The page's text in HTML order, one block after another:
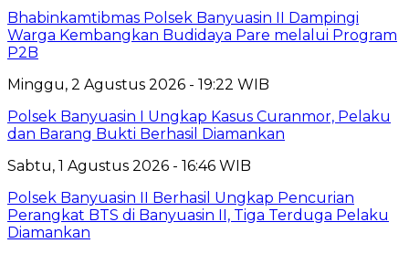
Bhabinkamtibmas Polsek Banyuasin II Dampingi
Warga Kembangkan Budidaya Pare melalui Program
P2B
Minggu, 2 Agustus 2026 - 19:22 WIB
Polsek Banyuasin I Ungkap Kasus Curanmor, Pelaku
dan Barang Bukti Berhasil Diamankan
Sabtu, 1 Agustus 2026 - 16:46 WIB
Polsek Banyuasin II Berhasil Ungkap Pencurian
Perangkat BTS di Banyuasin II, Tiga Terduga Pelaku
Diamankan